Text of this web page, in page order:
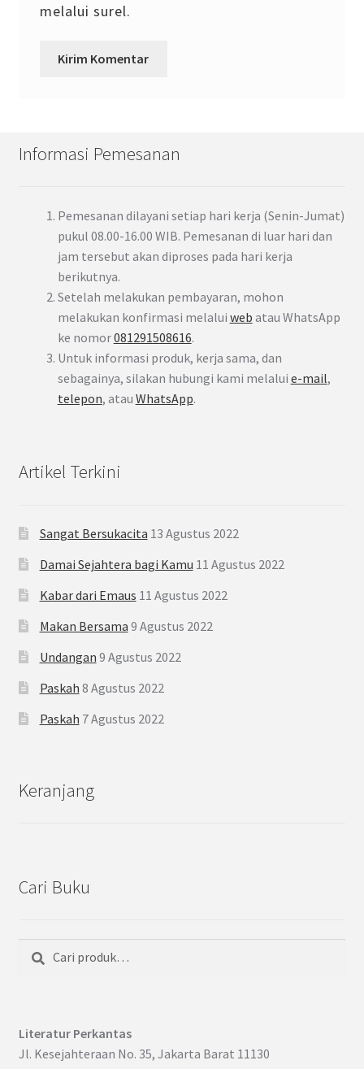
melalui surel.
Informasi Pemesanan
Pemesanan dilayani setiap hari kerja (Senin-Jumat)
pukul 08.00-16.00 WIB. Pemesanan di luar hari dan
jam tersebut akan diproses pada hari kerja
berikutnya.
Setelah melakukan pembayaran, mohon
melakukan konfirmasi melalui web atau WhatsApp
ke nomor081291508616.
Untuk informasi produk, kerja sama, dan
sebagainya, silakan hubungi kami melalui e-mail,
telepon, atau WhatsApp.
Artikel Terkini
Sangat Bersukacita 13 Agustus 2022
Damai Sejahtera bagi Kamu 11 Agustus 2022
Kabar dari Emaus 11 Agustus 2022
Makan Bersama 9 Agustus 2022
Undangan 9 Agustus 2022
Paskah 8 Agustus 2022
Paskah 7 Agustus 2022
Keranjang
Cari Buku
Pencarian
Cari
Literatur Perkantas
Jl. Kesejahteraan No. 35, Jakarta Barat 11130